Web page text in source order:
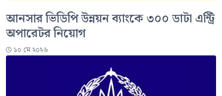
আনসার ভিডিপি উন্নয়ন ব্যাংকে ৩০০ ডাটা এন্ট্রি
অপারেটর নিয়োগ
১০ মে ২০২৬